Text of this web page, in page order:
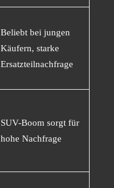
Beliebt bei jungen
Käufern, starke
Ersatzteilnachfrage
SUV-Boom sorgt für
hohe Nachfrage